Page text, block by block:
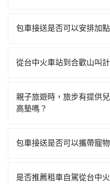
自在。
們都能提供服務。
包車接送是否可以安排加
時設置加點停留，我們會根
從台中火車站到合歡山叫
灣大車隊、Uber、Line
到車，也可考慮打電話至
tripool的專車服務可再更
倍。再加上台中市有些計
親子旅遊時，旅步有提供
高墊嗎？
童座椅。每趟每個租金
包車接送是否可以攜帶寵
預定時特別勾選，是可以
是否推薦租車自駕從台中